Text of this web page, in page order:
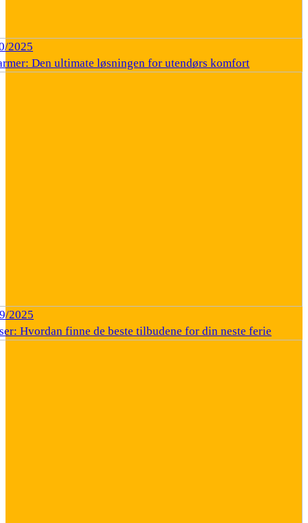
2025
Den ultimate løsningen for utendørs komfort
2025
Hvordan finne de beste tilbudene for din neste ferie